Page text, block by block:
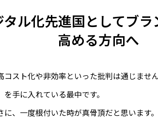
タル化先進国としてブ
高める方向へ
スト化や非効率といった批判は通じません
手に入れている最中です。
、一度根付いた時が真骨頂だと思います。